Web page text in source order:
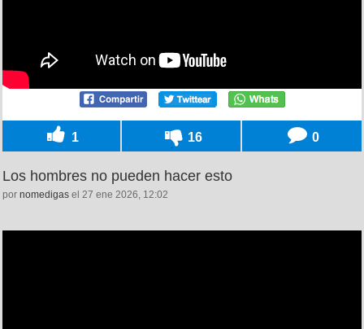
1 16 0
Los hombres no pueden hacer esto
por nomedigas el 27 ene 2026, 12:02